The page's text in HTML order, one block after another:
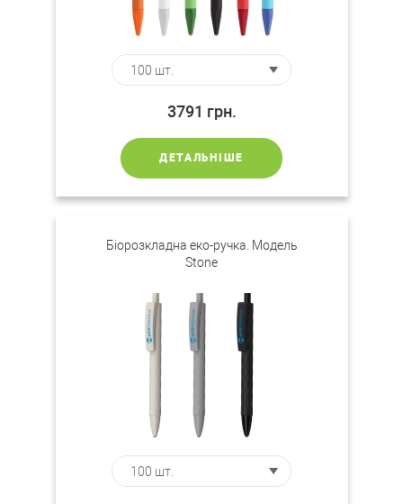
3791 грн.
ДЕТАЛЬНІШЕ
Біорозкладна еко-ручка. Модель
Stone